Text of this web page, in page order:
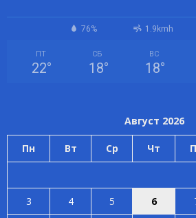
76% 1.9kmh
ПТ
22°
СБ
18°
ВС
18°
Август 2026
Пн Вт Ср Чт
3
4 5 6